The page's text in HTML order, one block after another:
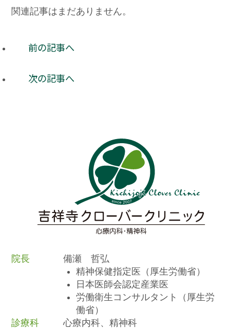
関連記事はまだありません。
前の記事へ
次の記事へ
院長
備瀬 哲弘
精神保健指定医（厚生労働省）
日本医師会認定産業医
労働衛生コンサルタント（厚生労
働省）
診療科
心療内科、精神科